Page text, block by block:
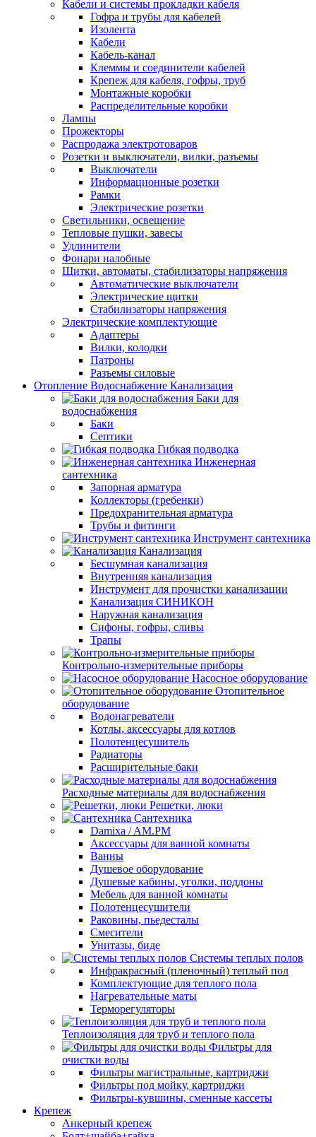
Кабели и системы прокладки кабеля
Гофра и трубы для кабелей
Изолента
Кабели
Кабель-канал
Клеммы и соединители кабелей
Крепеж для кабеля, гофры, труб
Монтажные коробки
Распределительные коробки
Лампы
Прожекторы
Распродажа электротоваров
Розетки и выключатели, вилки, разъемы
Выключатели
Информационные розетки
Рамки
Электрические розетки
Светильники, освещение
Тепловые пушки, завесы
Удлинители
Фонари налобные
Щитки, автоматы, стабилизаторы напряжения
Автоматические выключатели
Электрические щитки
Стабилизаторы напряжения
Электрические комплектующие
Адаптеры
Вилки, колодки
Патроны
Разъемы силовые
Отопление Водоснабжение Канализация
Баки для
водоснабжения
Баки
Септики
Гибкая подводка
Инженерная
сантехника
Запорная арматура
Коллекторы (гребенки)
Предохранительная арматура
Трубы и фитинги
Инструмент сантехника
Канализация
Бесшумная канализация
Внутренняя канализация
Инструмент для прочистки канализации
Канализация СИНИКОН
Наружная канализация
Сифоны, гофры, сливы
Трапы
Контрольно-измерительные приборы
Насосное оборудование
Отопительное
оборудование
Водонагреватели
Котлы, аксессуары для котлов
Полотенцесушитель
Радиаторы
Расширительные баки
Расходные материалы для водоснабжения
Решетки, люки
Сантехника
Damixa / AM.PM
Аксессуары для ванной комнаты
Ванны
Душевое оборудование
Душевые кабины, уголки, поддоны
Мебель для ванной комнаты
Полотенцесушители
Раковины, пьедесталы
Смесители
Унитазы, биде
Системы теплых полов
Инфракрасный (пленочный) теплый пол
Комплектующие для теплого пола
Нагревательные маты
Терморегуляторы
Теплоизоляция для труб и теплого пола
Фильтры для
очистки воды
Фильтры магистральные, картриджи
Фильтры под мойку, картриджи
Фильтры-кувшины, сменные кассеты
Крепеж
Анкерный крепеж